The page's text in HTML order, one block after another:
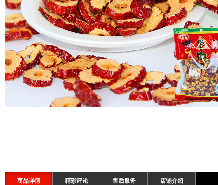
商品详情 精彩评论 售后服务 店铺介绍